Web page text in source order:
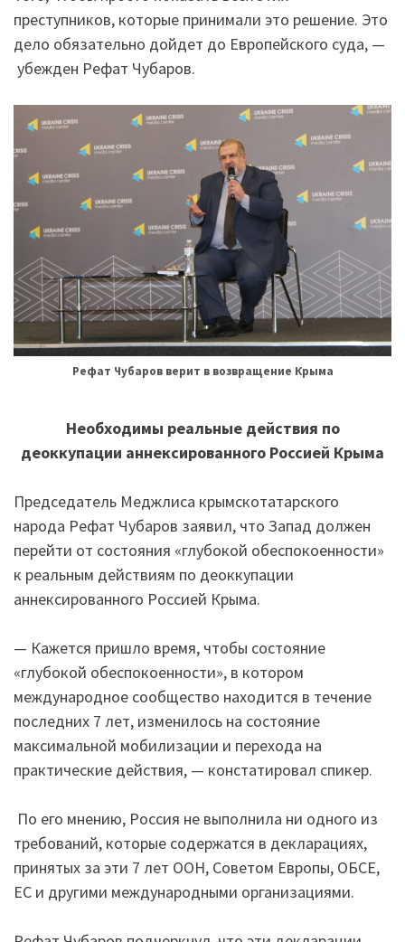
преступников, которые принимали это решение. Это
дело обязательно дойдет до Европейского суда, —
убежден Рефат Чубаров.
Рефат Чубаров верит в возвращение Крыма
Необходимы реальные действия по
деоккупации аннексированного Россией Крыма
Председатель Меджлиса крымскотатарского
народа Рефат Чубаров заявил, что Запад должен
перейти от состояния «глубокой обеспокоенности»
к реальным действиям по деоккупации
аннексированного Россией Крыма.
— Кажется пришло время, чтобы состояние
«глубокой обеспокоенности», в котором
международное сообщество находится в течение
последних 7 лет, изменилось на состояние
максимальной мобилизации и перехода на
практические действия, — констатировал спикер.
По его мнению, Россия не выполнила ни одного из
требований, которые содержатся в декларациях,
принятых за эти 7 лет ООН, Советом Европы, ОБСЕ,
ЕС и другими международными организациями.